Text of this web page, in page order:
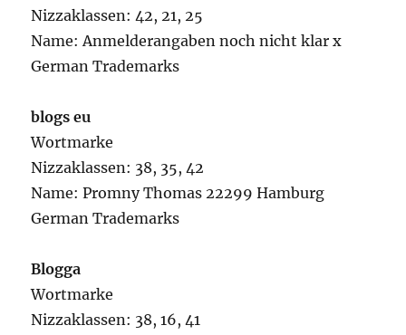
Nizzaklassen: 42, 21, 25
Name: Anmelderangaben noch nicht klar x
German Trademarks
blogs eu
Wortmarke
Nizzaklassen: 38, 35, 42
Name: Promny Thomas 22299 Hamburg
German Trademarks
Blogga
Wortmarke
Nizzaklassen: 38, 16, 41